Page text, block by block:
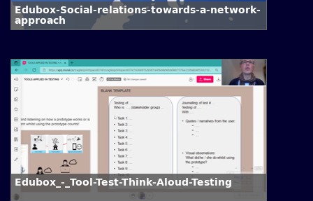
Edubox-Social-relations-towards-a-network-
approach
Edubox_-_Tool-Test-Think-Aloud-Testing